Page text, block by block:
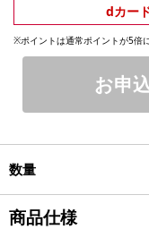
dカー
※ポイントは通常ポイントが5倍
お申
数量
商品仕様